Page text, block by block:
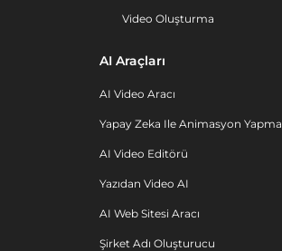
Video Oluşturma
AI Araçları
AI Video Aracı
Yapay Zeka Ile Animasyon Yapma
AI Video Editörü
Yazıdan Video AI
AI Web Sitesi Aracı
Şirket Adı Oluşturucu